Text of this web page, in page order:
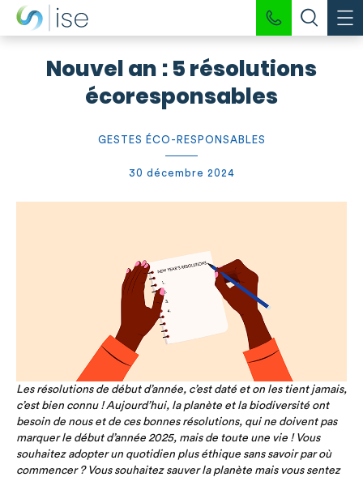
Nouvel an : 5 résolutions
écoresponsables
GESTES ÉCO-RESPONSABLES
30 décembre 2024
Les résolutions de début d’année, c’est daté et on les tient jamais,
c’est bien connu ! Aujourd’hui, la planète et la biodiversité ont
besoin de nous et de ces bonnes résolutions, qui ne doivent pas
marquer le début d’année 2025, mais de toute une vie ! Vous
souhaitez adopter un quotidien plus éthique sans savoir par où
commencer ? Vous souhaitez sauver la planète mais vous sentez